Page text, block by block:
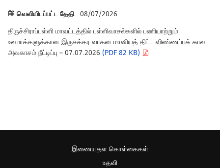
வெளியிடப்பட்ட தேதி: 08/07/2026
திருச்சிராப்பள்ளி மாவட்டத்தில் பள்ளிவாசல்களில் பணியாற்றும்
உலமாக்களுக்கான இருசக்கர வாகன மானியத் திட்ட விண்ணப்பக் கால
அவகாசம் நீட்டிப்பு – 07.07.2026 (PDF 82 KB)
இணையதள கொள்கைகள்
உதவி